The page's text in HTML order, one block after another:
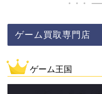
ゲーム買取専門店
ゲーム王国